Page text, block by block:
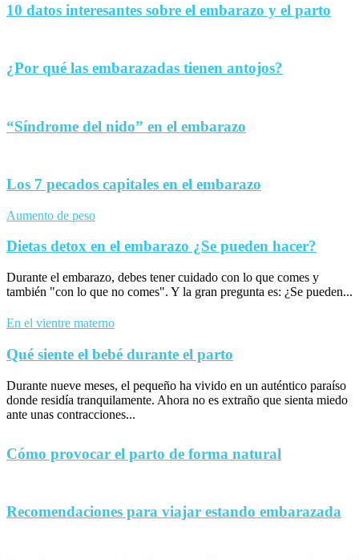
10 datos interesantes sobre el embarazo y el parto
¿Por qué las embarazadas tienen antojos?
“Síndrome del nido” en el embarazo
Los 7 pecados capitales en el embarazo
Aumento de peso
Dietas detox en el embarazo ¿Se pueden hacer?
Durante el embarazo, debes tener cuidado con lo que comes y
también "con lo que no comes". Y la gran pregunta es: ¿Se pueden...
En el vientre materno
Qué siente el bebé durante el parto
Durante nueve meses, el pequeño ha vivido en un auténtico paraíso
donde residía tranquilamente. Ahora no es extraño que sienta miedo
ante unas contracciones...
Cómo provocar el parto de forma natural
Recomendaciones para viajar estando embarazada